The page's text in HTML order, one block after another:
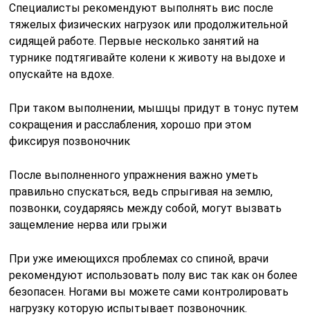
Специалисты рекомендуют выполнять вис после
тяжелых физических нагрузок или продолжительной
сидящей работе. Первые несколько занятий на
турнике подтягивайте колени к животу на выдохе и
опускайте на вдохе.
При таком выполнении, мышцы придут в тонус путем
сокращения и расслабления, хорошо при этом
фиксируя позвоночник
После выполненного упражнения важно уметь
правильно спускаться, ведь спрыгивая на землю,
позвонки, соударяясь между собой, могут вызвать
защемление нерва или грыжи
При уже имеющихся проблемах со спиной, врачи
рекомендуют использовать полу вис так как он более
безопасен. Ногами вы можете сами контролировать
нагрузку которую испытывает позвоночник.